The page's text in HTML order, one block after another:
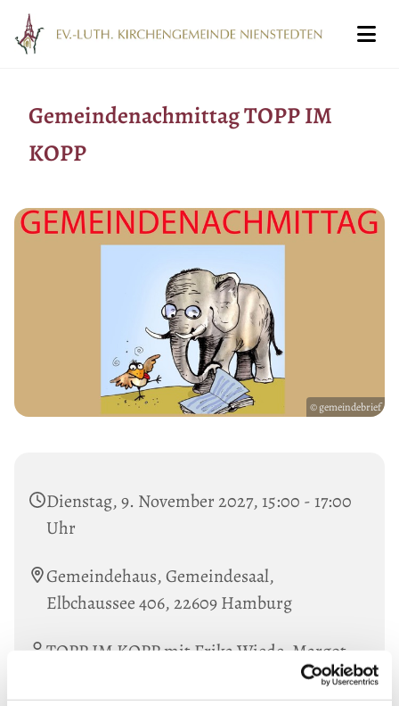
Gemeindenachmittag TOPP IM
KOPP
© gemeindebrief
Dienstag, 9. November 2027, 15:00 - 17:00
Uhr
Gemeindehaus, Gemeindesaal,
Elbchaussee 406, 22609 Hamburg
TOPP IM KOPP mit Erika Wiede, Margot